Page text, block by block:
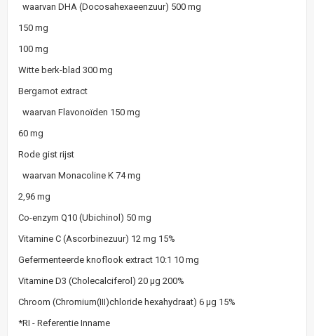
waarvan DHA (Docosahexaeenzuur) 500 mg
150 mg
100 mg
Witte berk-blad 300 mg
Bergamot extract
waarvan Flavonoïden 150 mg
60 mg
Rode gist rijst
waarvan Monacoline K 74 mg
2,96 mg
Co-enzym Q10 (Ubichinol) 50 mg
Vitamine C (Ascorbinezuur) 12 mg 15%
Gefermenteerde knoflook extract 10:1 10 mg
Vitamine D3 (Cholecalciferol) 20 µg 200%
Chroom (Chromium(III)chloride hexahydraat) 6 µg 15%
*RI - Referentie Inname